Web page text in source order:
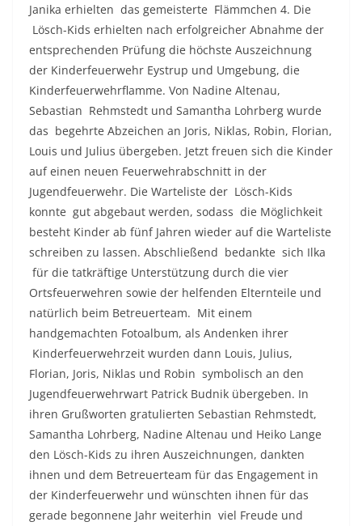
Janika erhielten das gemeisterte Flämmchen 4. Die
Lösch-Kids erhielten nach erfolgreicher Abnahme der
entsprechenden Prüfung die höchste Auszeichnung
der Kinderfeuerwehr Eystrup und Umgebung, die
Kinderfeuerwehrflamme. Von Nadine Altenau,
Sebastian Rehmstedt und Samantha Lohrberg wurde
das begehrte Abzeichen an Joris, Niklas, Robin, Florian,
Louis und Julius übergeben. Jetzt freuen sich die Kinder
auf einen neuen Feuerwehrabschnitt in der
Jugendfeuerwehr. Die Warteliste der Lösch-Kids
konnte gut abgebaut werden, sodass die Möglichkeit
besteht Kinder ab fünf Jahren wieder auf die Warteliste
schreiben zu lassen. Abschließend bedankte sich Ilka
für die tatkräftige Unterstützung durch die vier
Ortsfeuerwehren sowie der helfenden Elternteile und
natürlich beim Betreuerteam. Mit einem
handgemachten Fotoalbum, als Andenken ihrer
Kinderfeuerwehrzeit wurden dann Louis, Julius,
Florian, Joris, Niklas und Robin symbolisch an den
Jugendfeuerwehrwart Patrick Budnik übergeben. In
ihren Grußworten gratulierten Sebastian Rehmstedt,
Samantha Lohrberg, Nadine Altenau und Heiko Lange
den Lösch-Kids zu ihren Auszeichnungen, dankten
ihnen und dem Betreuerteam für das Engagement in
der Kinderfeuerwehr und wünschten ihnen für das
gerade begonnene Jahr weiterhin viel Freude und